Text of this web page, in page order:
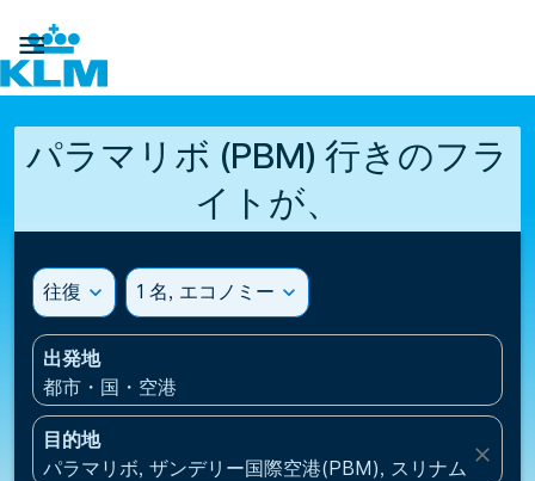

パラマリボ (PBM) 行きのフラ
イトが、
往復 expand_more 1 名, エコノミー expand_more
出発地
都市・国・空港
目的地
パラマリボ, ザンデリー国際空港(PBM), スリナム
close